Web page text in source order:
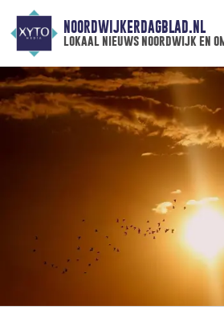
NOORDWIJKERDAGBLAD.NL
lokaal nieuws noordwijk en